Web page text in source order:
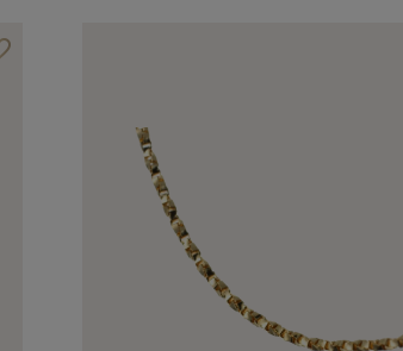
à vos favoris